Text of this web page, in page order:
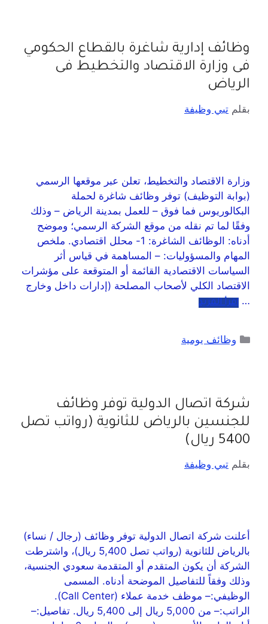
وظائف إدارية شاغرة بالقطاع الحكومي
فى وزارة الاقتصاد والتخطيط فى
الرياض
بقلم تبي وظيفة
وزارة الاقتصاد والتخطيط، تعلن عبر موقعها الرسمي
(بوابة التوظيف) توفر وظائف شاغرة لحملة
البكالوريوس فما فوق – للعمل بمدينة الرياض – وذلك
وفقًا لما تم نقله من موقع الشركة الرسمي؛ وموضح
أدناه: الوظائف الشاغرة: 1- محلل اقتصادي. ملخص
المهام والمسؤوليات: – المساهمة في قياس أثر
السياسات الاقتصادية القائمة أو المتوقعة على مؤشرات
الاقتصاد الكلي لأصحاب المصلحة (إدارات داخل وخارج
… اقرأ المزيد
وظائف يومية
شركة اتصال الدولية توفر وظائف
للجنسين بالرياض للثانوية (رواتب تصل
5400 ريال)
بقلم تبي وظيفة
أعلنت شركة اتصال الدولية توفر وظائف (رجال / نساء)
بالرياض للثانوية (رواتب تصل 5,400 ريال)، واشترطت
الشركة أن يكون المتقدم أو المتقدمة سعودي الجنسية،
وذلك وفقاً للتفاصيل الموضحة أدناه. المسمى
الوظيفي:– موظف خدمة عملاء (Call Center).
الراتب:– من 5,000 ريال إلى 5,400 ريال. تفاصيل:–